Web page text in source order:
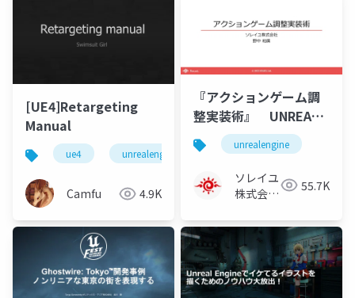
[UE4]Retargeting
Manual
ue4 unrealengine
Camfu 4.9K
『アクションゲーム調
整実装術』 UNREAL
ENGINEエデュケーショ
ンサミット・講演資料
unrealengine
ソレイユ
株式会社
ント
55.7K